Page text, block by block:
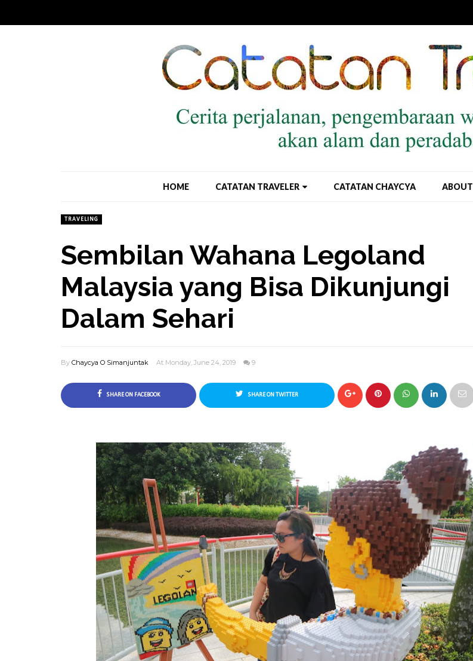
HOME CATATAN TRAVELER CATATAN CHAYCYA ABOUT
TRAVELING
Sembilan Wahana Legoland
Malaysia yang Bisa Dikunjungi
Dalam Sehari
By Chaycya O Simanjuntak At Monday, June 24, 2019 9
SHARE ON FACEBOOK SHARE ON TWITTER